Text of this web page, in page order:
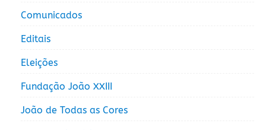
Comunicados
Editais
Eleições
Fundação João XXIII
João de Todas as Cores